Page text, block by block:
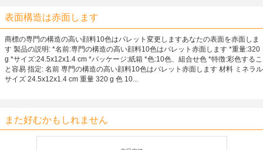
表面構造は赤面します
商標の専門の構造の高い顔料10色はパレット変更しますあなたの表面を赤面しま
す 製品の説明: *名前:専門の構造の高い顔料10色はパレット赤面します *重量:320
g *サイズ:24.5x12x1.4 cm *パッケージ:紙箱 *色:10色、組合せ色 *特徴:彩色するこ
と容易 指定: 名前 専門の構造の高い顔料10色はパレット赤面します 材料 ミネラル
サイズ 24.5x12x1.4 cm 重量 320 g 色 10...
また好むかもしれません